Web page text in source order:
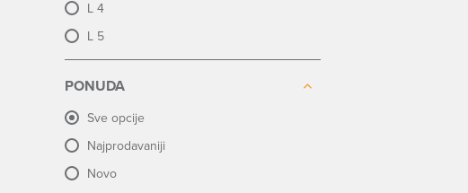
L 4
L 5
PONUDA
Sve opcije
Najprodavaniji
Novo